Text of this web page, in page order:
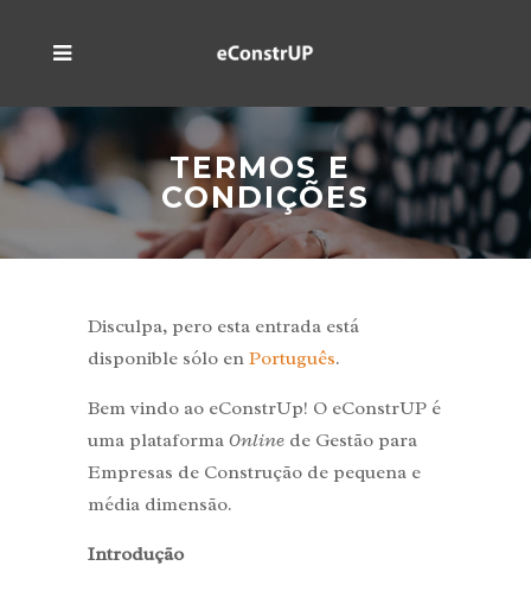
TERMOS E
CONDIÇÕES
Disculpa, pero esta entrada está
disponible sólo en Português.
Bem vindo ao eConstrUp! O eConstrUP é
uma plataforma Online de Gestão para
Empresas de Construção de pequena e
média dimensão.
Introdução